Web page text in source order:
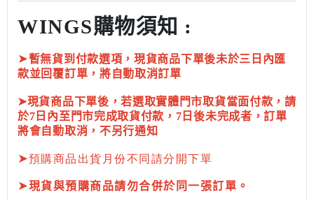
WINGS購物須知 :
➤暫無貨到付款選項，現貨商品下單後未於三日內匯
款並回覆訂單，將自動取消訂單
➤現貨商品下單後，若選取實體門市取貨當面付款，請
於7日內至門市完成取貨付款，7日後未完成者，訂單
將會自動取消，不另行通知
➤預購商品出貨月份不同請分開下單
➤現貨與預購商品請勿合併於同一張訂單。